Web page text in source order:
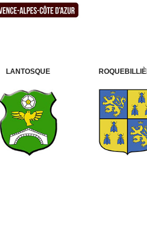
LANTOSQUE